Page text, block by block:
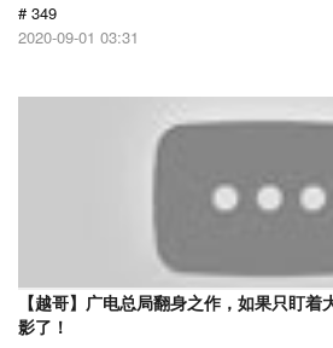
# 349
2020-09-01 03:31
【越哥】广电总局翻身之作，如果只盯
影了！